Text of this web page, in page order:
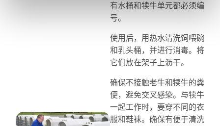
有水桶和犊牛单元都必须编
号。
使用后，用热水清洗饲喂碗
和乳头桶，并进行消毒。将
它们放在架子上沥干。
确保不接触老牛和犊牛的粪
便，避免交叉感染。与犊牛
一起工作时，要穿不同的衣
服和鞋袜。确保有便于清洗